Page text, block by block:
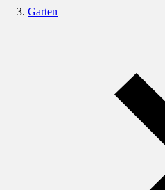
Garten